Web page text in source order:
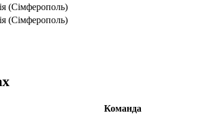
(Сімферополь)
(Сімферополь)
Команда